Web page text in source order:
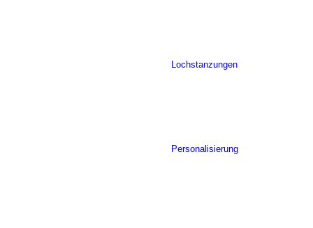
Lochstanzungen
Personalisierung